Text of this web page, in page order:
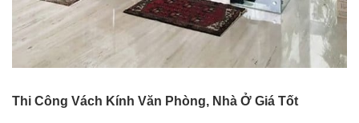
Thi Công Vách Kính Văn Phòng, Nhà Ở Giá Tốt